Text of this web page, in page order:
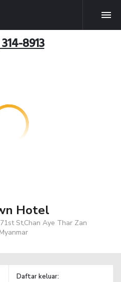
8913
Hotel
St,Chan Aye Thar Zan
Daftar keluar: